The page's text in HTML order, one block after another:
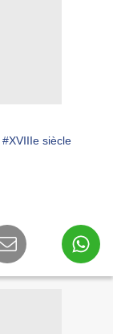
#XVIIIe siècle